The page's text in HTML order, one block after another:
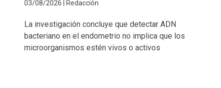
03/08/2026 | Redacción
La investigación concluye que detectar ADN
bacteriano en el endometrio no implica que los
microorganismos estén vivos o activos